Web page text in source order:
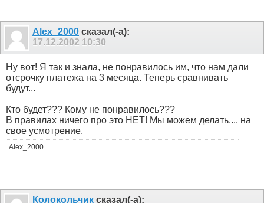
Alex_2000 сказал(-а):
17.12.2002 10:30
Ну вот! Я так и знала, не понравилось им, что нам дали
отсрочку платежа на 3 месяца. Теперь сравнивать
будут...
Кто будет??? Кому не понравилось???
В правилах ничего про это НЕТ! Мы можем делать.... на
свое усмотрение.
Alex_2000
Колокольчик сказал(-а):